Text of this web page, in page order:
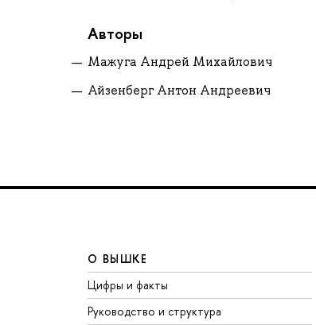
Авторы
Мажуга Андрей Михайлович
Айзенберг Антон Андреевич
О ВЫШКЕ
Цифры и факты
Руководство и структура